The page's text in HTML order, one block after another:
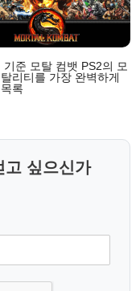
기준 모탈 컴뱃 PS2의 모
리티를 가장 완벽하게
록
고 싶으신가